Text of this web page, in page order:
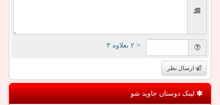
= ۲ بعلاوه ۳
ارسال نظر
لینک دوستان جاوید شو